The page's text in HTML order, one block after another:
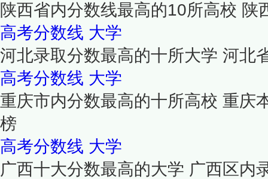
陕西省内分数线最高的10所高校 陕
高考分数线 大学
河北录取分数最高的十所大学 河北
高考分数线 大学
重庆市内分数最高的十所高校 重庆
榜
高考分数线 大学
广西十大分数最高的大学 广西区内